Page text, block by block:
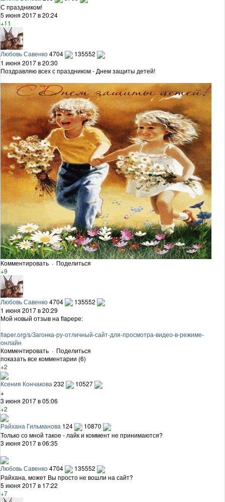
С праздником!
5 июня 2017 в 20:24
+11
Любовь Савенко4704
135552
1 июня 2017 в 20:30
Поздравляю всех с праздником - Днем защиты детей!
Комментировать · Поделиться
+9
Любовь Савенко4704
135552
1 июня 2017 в 20:29
Мой новый отзыв на flapере:
flaper.org/s/Загонка-ру-отличный-сайт-для-просмотра-видео-в-режиме-
онлайн
Комментировать · Поделиться
показать все комментарии (6)
+2
Ксения Кончакова 232
10527
+
3 июня 2017 в 05:06
+2
Райхана Гильманова 124
10870
Только со мной такое - лайк и коммент не принимаются?
3 июня 2017 в 06:35
Любовь Савенко4704
135552
Райхана, может Вы просто не вошли на сайт?
5 июня 2017 в 17:22
+7